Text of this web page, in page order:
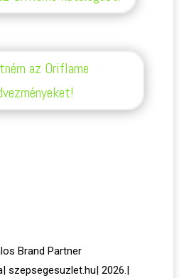
az Oriflame
Brand Partner
szepsegesuzlet.hu| 2026.|